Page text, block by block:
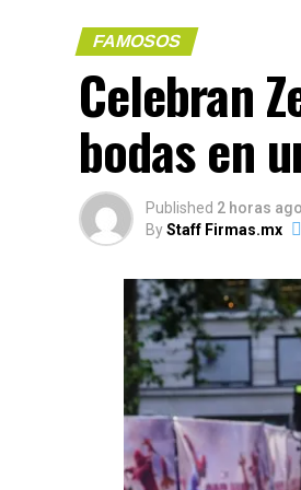
(más…)
Compártelo:
Me gusta esto:
FAMOSOS
Celebran
bodas en
Published 2 horas ago
ByStaff Firmas.mx